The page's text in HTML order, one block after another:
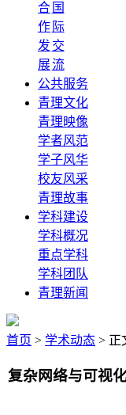
合
作
发
展
国
际
交
流
公共服务
青理文化
青理映像
学者风范
学子风华
校友风采
青理故事
学科建设
学科概况
重点学科
学科团队
青理新闻
首页 > 学术动态 > 正
复杂网络与可视